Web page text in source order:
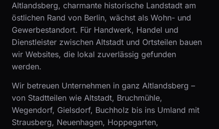
Altlandsberg, charmante historische Landstadt am
östlichen Rand von Berlin, wächst als Wohn- und
Gewerbestandort. Für Handwerk, Handel und
Dienstleister zwischen Altstadt und Ortsteilen bauen
wir Websites, die lokal zuverlässig gefunden
werden.
Wir betreuen Unternehmen in ganz Altlandsberg –
von Stadtteilen wie Altstadt, Bruchmühle,
Wegendorf, Gielsdorf, Buchholz bis ins Umland mit
Strausberg, Neuenhagen, Hoppegarten,